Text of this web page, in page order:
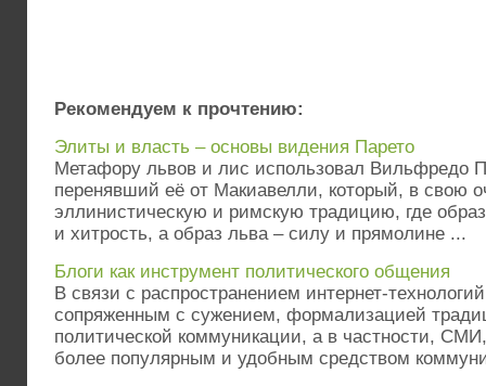
Рекомендуем к прочтению:
Элиты и власть – основы видения Парето
Метафору львов и лис использовал Вильфредо
перенявший её от Макиавелли, который, в свою
эллинистическую и римскую традицию, где
и хитрость, а образ льва – силу и прямолине ...
Блоги как инструмент политического общения
В связи с распространением интернет-
сопряженным с сужением, формализацией
политической коммуникации, а в частности,
более популярным и удобным средством